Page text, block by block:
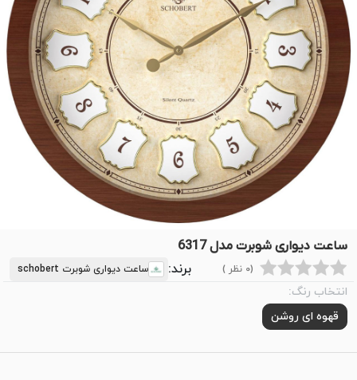
ساعت دیواری شوبرت مدل 6317
(0 نظر ) برند: ساعت دیواری شوبرت schobert
انتخاب رنگ:
قهوه ای روشن